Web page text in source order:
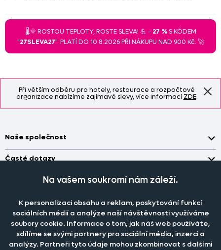
Při větším odběru pro hotely, restaurace a rozpočtové
organizace nabízíme zajímavé slevy, více informacíZDE.
🌡️🌞 ROSTOU TEPLOTY, ROSTE SLEVA! 💪 - 27 %S KÓDEM
"27SLEVA27". PLATÍ DO 10.8.2026 PŘI NÁKUPU NAD 900 Kč. 🚀
Staňte se členem klubu Dante.cz
Naše společnost
Doprava a platba
Obchodní podmínky
Katalog zdarma
Časté dotazy
Jak prát záclony a závěsy?
Jak prát povlečení a prostěradla?
Informace o materiálech
PRODEJNÍ ODDĚLENÍ - TELEFONICKY
po-pá 7:30 - 16:00
Tel.:777 111 818
e-mail:dotazy@dante.cz
reklamace:reklamace@dante.cz
Na vašem soukromí nám záleží.
K personalizaci obsahu a reklam, poskytování funkcí
sociálních médií a analýze naší návštěvnosti využíváme
soubory cookie. Informace o tom, jak náš web používáte,
sdílíme se svými partnery pro sociální média, inzerci a
analýzy. Partneři tyto údaje mohou zkombinovat s dalšími